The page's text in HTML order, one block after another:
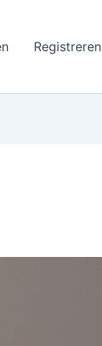
Registreren